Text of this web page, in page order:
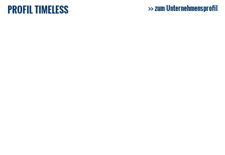
PROFIL TIMELESS zum Unternehmensprofil